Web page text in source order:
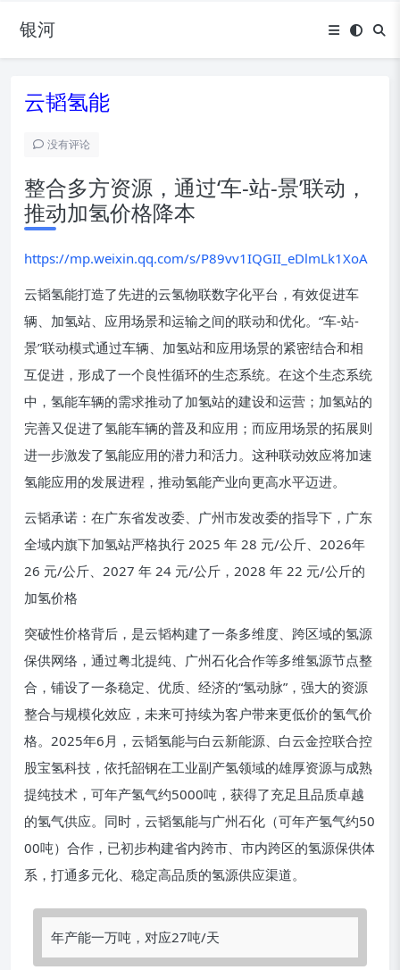
银河
云韬氢能
没有评论
整合多方资源，通过‘车-站-景’联动，
推动加氢价格降本
https://mp.weixin.qq.com/s/P89vv1IQGII_eDlmLk1XoA
云韬氢能打造了先进的云氢物联数字化平台，有效促进车
辆、加氢站、应用场景和运输之间的联动和优化。“车-站-
景”联动模式通过车辆、加氢站和应用场景的紧密结合和相
互促进，形成了一个良性循环的生态系统。在这个生态系统
中，氢能车辆的需求推动了加氢站的建设和运营；加氢站的
完善又促进了氢能车辆的普及和应用；而应用场景的拓展则
进一步激发了氢能应用的潜力和活力。这种联动效应将加速
氢能应用的发展进程，推动氢能产业向更高水平迈进。
云韬承诺：在广东省发改委、广州市发改委的指导下，广东
全域内旗下加氢站严格执行 2025 年 28 元/公斤、2026年
26 元/公斤、2027 年 24 元/公斤，2028 年 22 元/公斤的
加氢价格
突破性价格背后，是云韬构建了一条多维度、跨区域的氢源
保供网络，通过粤北提纯、广州石化合作等多维氢源节点整
合，铺设了一条稳定、优质、经济的“氢动脉”，强大的资源
整合与规模化效应，未来可持续为客户带来更低价的氢气价
格。2025年6月，云韬氢能与白云新能源、白云金控联合控
股宝氢科技，依托韶钢在工业副产氢领域的雄厚资源与成熟
提纯技术，可年产氢气约5000吨，获得了充足且品质卓越
的氢气供应。同时，云韬氢能与广州石化（可年产氢气约50
00吨）合作，已初步构建省内跨市、市内跨区的氢源保供体
系，打通多元化、稳定高品质的氢源供应渠道。
年产能一万吨，对应27吨/天